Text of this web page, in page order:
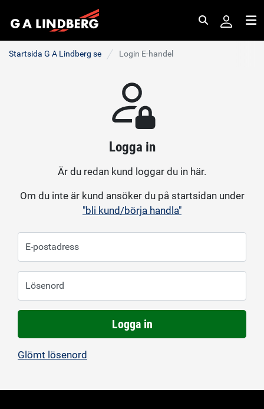
Startsida G A Lindberg se Login E-handel
Logga in
Är du redan kund loggar du in här.
Om du inte är kund ansöker du på startsidan under
"bli kund/börja handla"
E-postadress
Lösenord
Logga in
Glömt lösenord